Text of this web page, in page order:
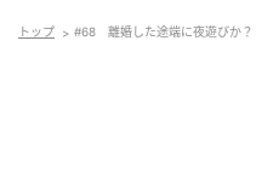
トップ #68 離婚した途端に夜遊びか？